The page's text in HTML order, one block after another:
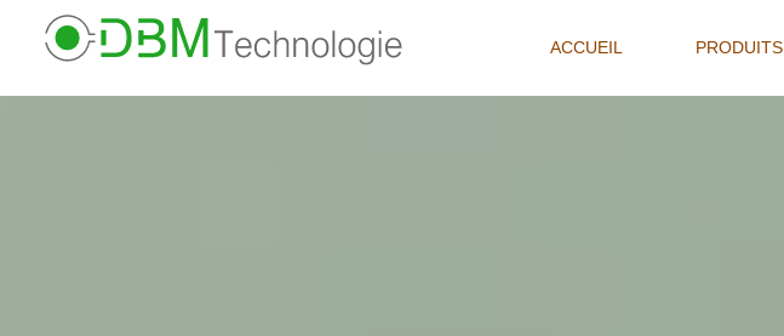
ACCUEIL(CURRENT)PRODUITS